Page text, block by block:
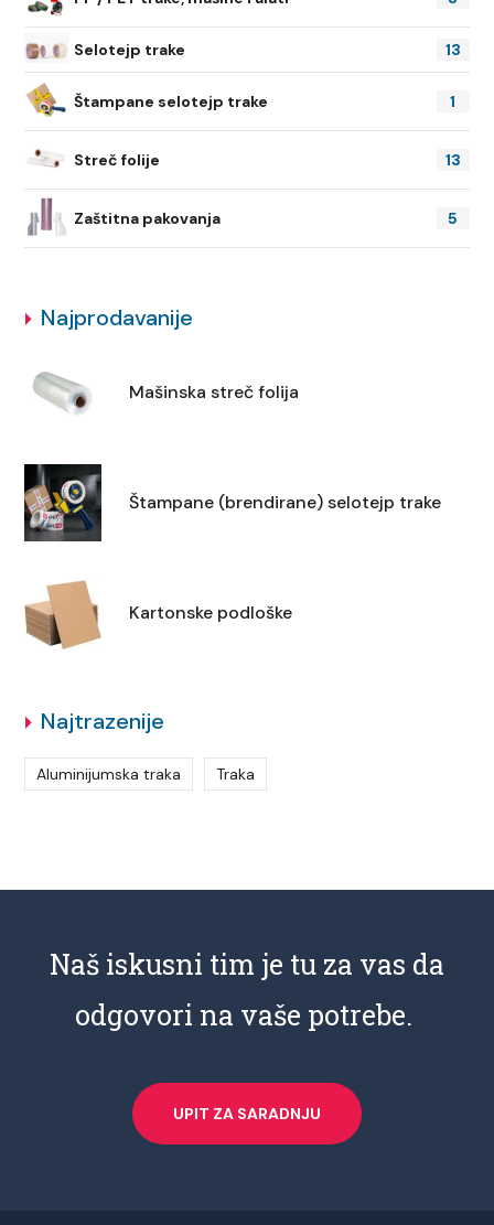
Selotejp trake 13
Štampane selotejp trake 1
Streč folije 13
Zaštitna pakovanja 5
Najprodavanije
Mašinska streč folija
Štampane (brendirane) selotejp trake
Kartonske podloške
Najtrazenije
Aluminijumska traka Traka
Naš iskusni tim je tu za vas da
odgovori na vaše potrebe.
UPIT ZA SARADNJU